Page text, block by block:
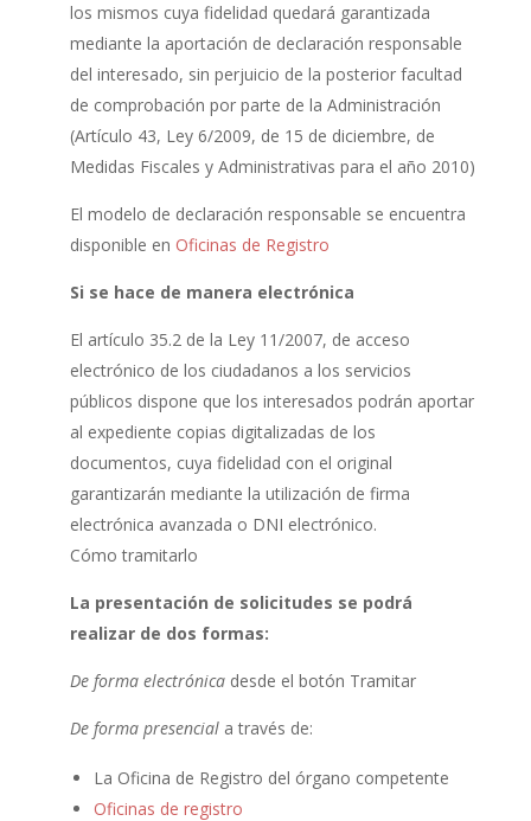
los mismos cuya fidelidad quedará garantizada
mediante la aportación de declaración responsable
del interesado, sin perjuicio de la posterior facultad
de comprobación por parte de la Administración
(Artículo 43, Ley 6/2009, de 15 de diciembre, de
Medidas Fiscales y Administrativas para el año 2010)
El modelo de declaración responsable se encuentra
disponible en Oficinas de Registro
Si se hace de manera electrónica
El artículo 35.2 de la Ley 11/2007, de acceso
electrónico de los ciudadanos a los servicios
públicos dispone que los interesados podrán aportar
al expediente copias digitalizadas de los
documentos, cuya fidelidad con el original
garantizarán mediante la utilización de firma
electrónica avanzada o DNI electrónico.
Cómo tramitarlo
La presentación de solicitudes se podrá
realizar de dos formas:
De forma electrónicadesde el botón Tramitar
De forma presenciala través de:
La Oficina de Registro del órgano competente
Oficinas de registro